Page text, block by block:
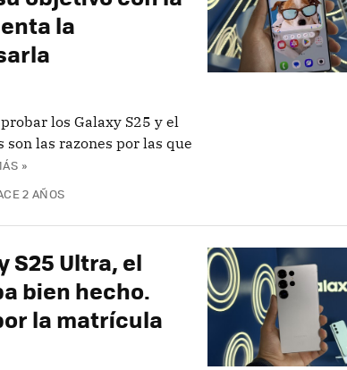
la
los Galaxy S25 y el
son las razones por las que
»
2 AÑOS
S25 Ultra, el
bien hecho.
la matrícula